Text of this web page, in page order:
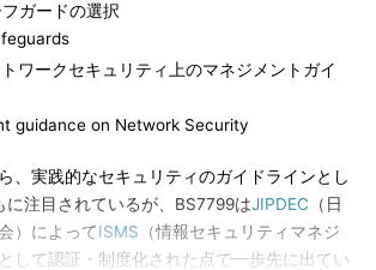
ガードの選択
ワークセキュリティ上のマネジメントガイ
guidance on Network Security
、実践的なセキュリティのガイドラインとし
に注目されているが、BS7799はJIPDEC （日
）によってISMS （情報セキュリティマネジ
して認証・制度化された点で一歩先に出てい